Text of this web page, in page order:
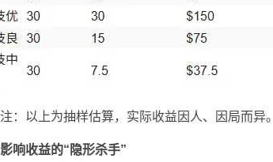
注：以上为抽样估算，实际收益因人、因局而异。
影响收益的“隐形杀手”